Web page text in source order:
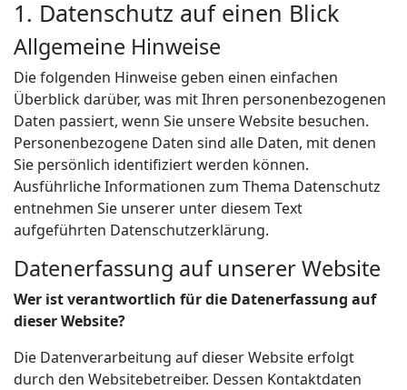
1. Datenschutz auf einen Blick
Allgemeine Hinweise
Die folgenden Hinweise geben einen einfachen
Überblick darüber, was mit Ihren personenbezogenen
Daten passiert, wenn Sie unsere Website besuchen.
Personenbezogene Daten sind alle Daten, mit denen
Sie persönlich identifiziert werden können.
Ausführliche Informationen zum Thema Datenschutz
entnehmen Sie unserer unter diesem Text
aufgeführten Datenschutzerklärung.
Datenerfassung auf unserer Website
Wer ist verantwortlich für die Datenerfassung auf
dieser Website?
Die Datenverarbeitung auf dieser Website erfolgt
durch den Websitebetreiber. Dessen Kontaktdaten